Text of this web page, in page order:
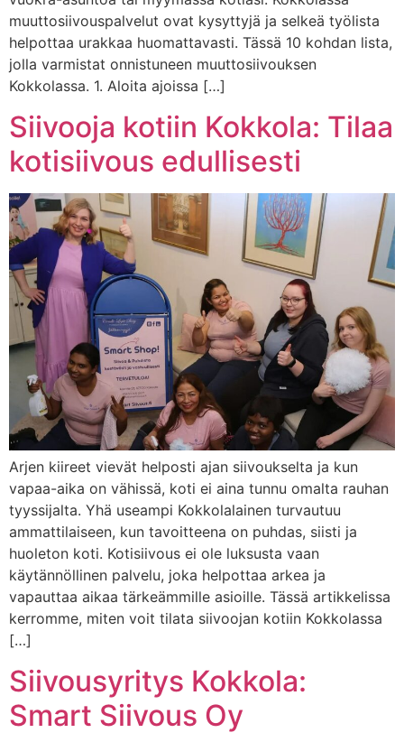
muuttosiivouspalvelut ovat kysyttyjä ja selkeä työlista
helpottaa urakkaa huomattavasti. Tässä 10 kohdan lista,
jolla varmistat onnistuneen muuttosiivouksen
Kokkolassa. 1. Aloita ajoissa […]
Siivooja kotiin Kokkola: Tilaa
kotisiivous edullisesti
Arjen kiireet vievät helposti ajan siivoukselta ja kun
vapaa-aika on vähissä, koti ei aina tunnu omalta rauhan
tyyssijalta. Yhä useampi Kokkolalainen turvautuu
ammattilaiseen, kun tavoitteena on puhdas, siisti ja
huoleton koti. Kotisiivous ei ole luksusta vaan
käytännöllinen palvelu, joka helpottaa arkea ja
vapauttaa aikaa tärkeämmille asioille. Tässä artikkelissa
kerromme, miten voit tilata siivoojan kotiin Kokkolassa
[…]
Siivousyritys Kokkola:
Smart Siivous Oy